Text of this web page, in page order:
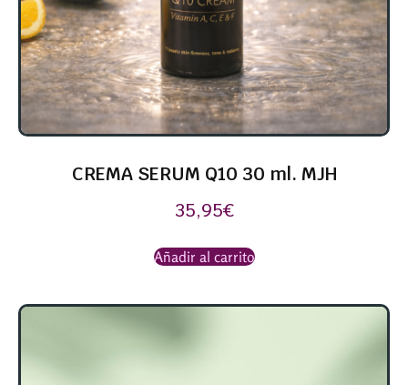
CREMA SERUM Q10 30 ml. MJH
35,95€
Añadir al carrito